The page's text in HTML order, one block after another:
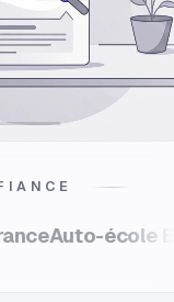
école Bonne